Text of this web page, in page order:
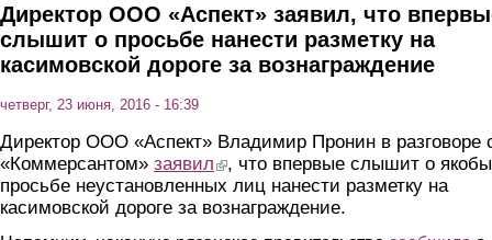
Директор ООО «Аспект» заявил, что
слышит о просьбе нанести разметку на
касимовской дороге за вознаграждение
четверг, 23 июня, 2016 - 16:39
Директор ООО «Аспект» Владимир Пронин в разговоре
«Коммерсантом» заявил (link is external)
, что впервые слышит о якобы
просьбе неустановленных лиц нанести разметку на
касимовской дороге за вознаграждение.